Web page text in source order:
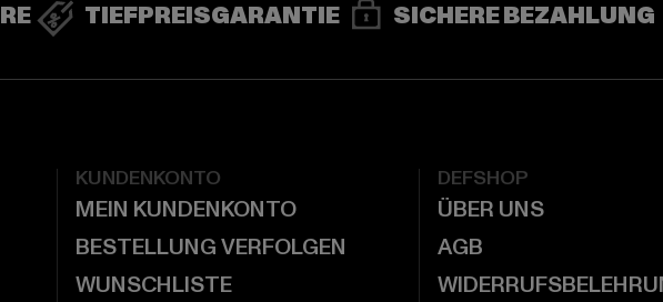
TIEFPREISGARANTIE SICHERE BEZAHLUNG
KUNDENKONTO
MEIN KUNDENKONTO
BESTELLUNG VERFOLGEN
WUNSCHLISTE
DEFSHOP
ÜBER UNS
AGB